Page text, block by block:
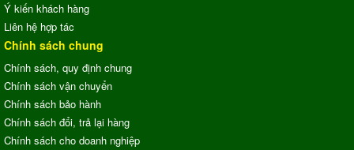
Ý kiến khách hàng
Liên hệ hợp tác
Chính sách chung
Chính sách, quy định chung
Chính sách vận chuyển
Chính sách bảo hành
Chính sách đổi, trả lại hàng
Chính sách cho doanh nghiệp